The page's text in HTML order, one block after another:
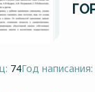
74Год написания: